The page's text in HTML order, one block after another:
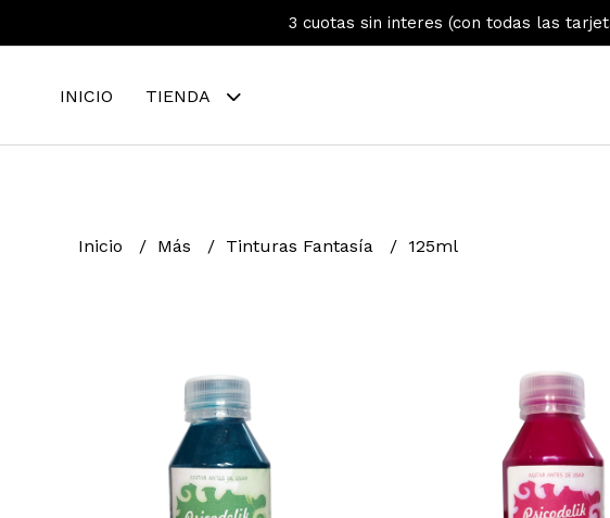
3 cuotas sin interes (con todas las
INICIO TIENDA
Inicio Más Tinturas Fantasía 125ml